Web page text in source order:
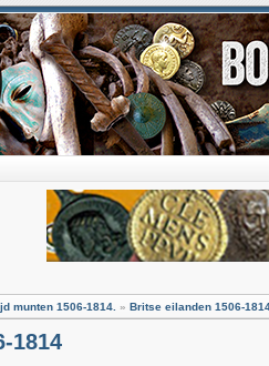
munten 1506-1814. » Britse eilanden 1506-
1814